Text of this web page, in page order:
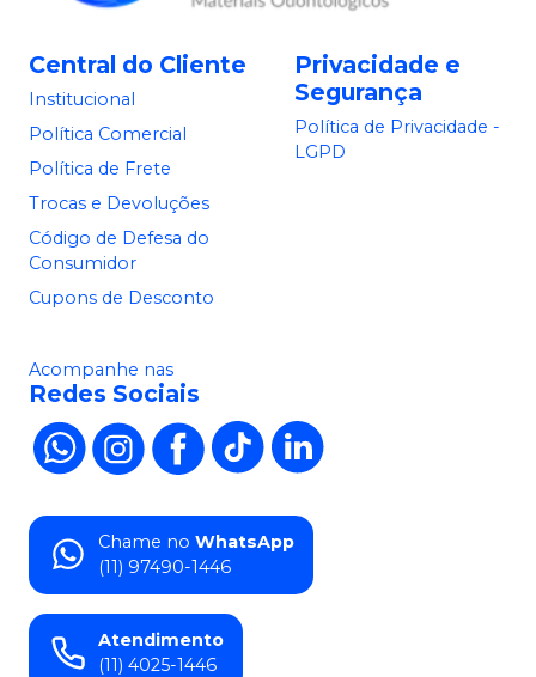
Central do Cliente
Institucional
Política Comercial
Política de Frete
Trocas e Devoluções
Código de Defesa do
Consumidor
Cupons de Desconto
Privacidade e
Segurança
Política de Privacidade -
LGPD
Acompanhe nas
Redes Sociais
Chame no WhatsApp
(11) 97490-1446
Atendimento
(11) 4025-1446